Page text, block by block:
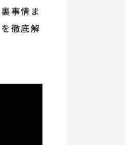
事情ま
徹底解